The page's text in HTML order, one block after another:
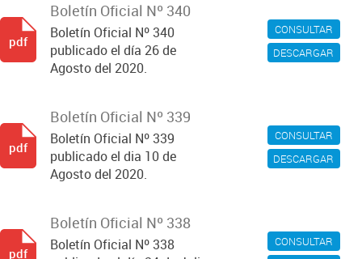
CONSULTAR
DESCARGAR
Boletín Oficial Nº 340
Boletín Oficial Nº 340
publicado el día 26 de
Agosto del 2020.
pdf
CONSULTAR
DESCARGAR
Boletín Oficial Nº 339
Boletín Oficial Nº 339
publicado el dia 10 de
Agosto del 2020.
pdf
CONSULTAR
Boletín Oficial Nº 338
Boletín Oficial Nº 338
pdf